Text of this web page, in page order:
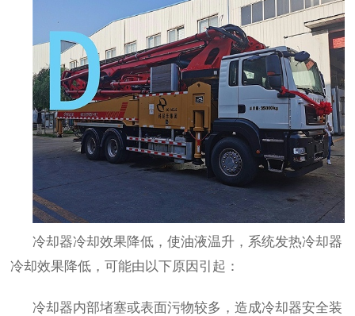
冷却器冷却效果降低，使油液温升，系统发热冷却器
冷却效果降低，可能由以下原因引起：
冷却器内部堵塞或表面污物较多，造成冷却器安全装